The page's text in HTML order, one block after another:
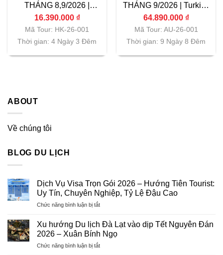
THÁNG 8,9/2026 |
Vietnam Airlines|
TP.HCM
16.390.000 ₫
Mã Tour: HK-26-001
Thời gian: 4 Ngày 3 Đêm
THÁNG 9/2026 | Turkish
Airlines| TP.HCM
64.890.000 ₫
Mã Tour: AU-26-001
Thời gian: 9 Ngày 8 Đêm
ABOUT
Về chúng tôi
BLOG DU LỊCH
Dịch Vụ Visa Trọn Gói 2026 – Hướng Tiên Tourist:
Uy Tín, Chuyên Nghiệp, Tỷ Lệ Đậu Cao
Chức năng bình luận bị tắtở
Vụ
Visa
Trọn
Gói
Xu hướng Du lịch Đà Lạt vào dịp Tết Nguyên Đán
2026 – Xuân Bính Ngọ
Chức năng bình luận bị tắtở